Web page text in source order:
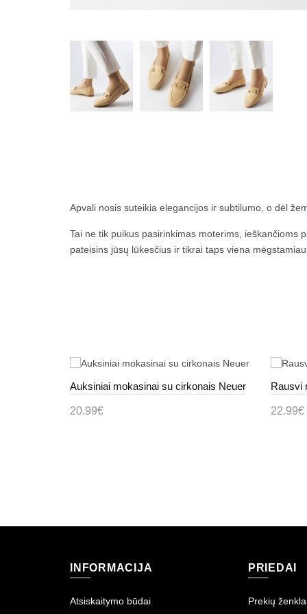
Apvali nosis suteikia elegancijos ir subtilumo, o dėl
Tai ne tik puikus pasirinkimas moterims, ieškančioms
pateisins jūsų lūkesčius ir tikrai taps viena
Auksiniai mokasinai su cirkonais Neuer
20.99€
Rausvi
22.99€
INFORMACIJA
Atsiskaitymo būdai
PRIEDAI
Prekių